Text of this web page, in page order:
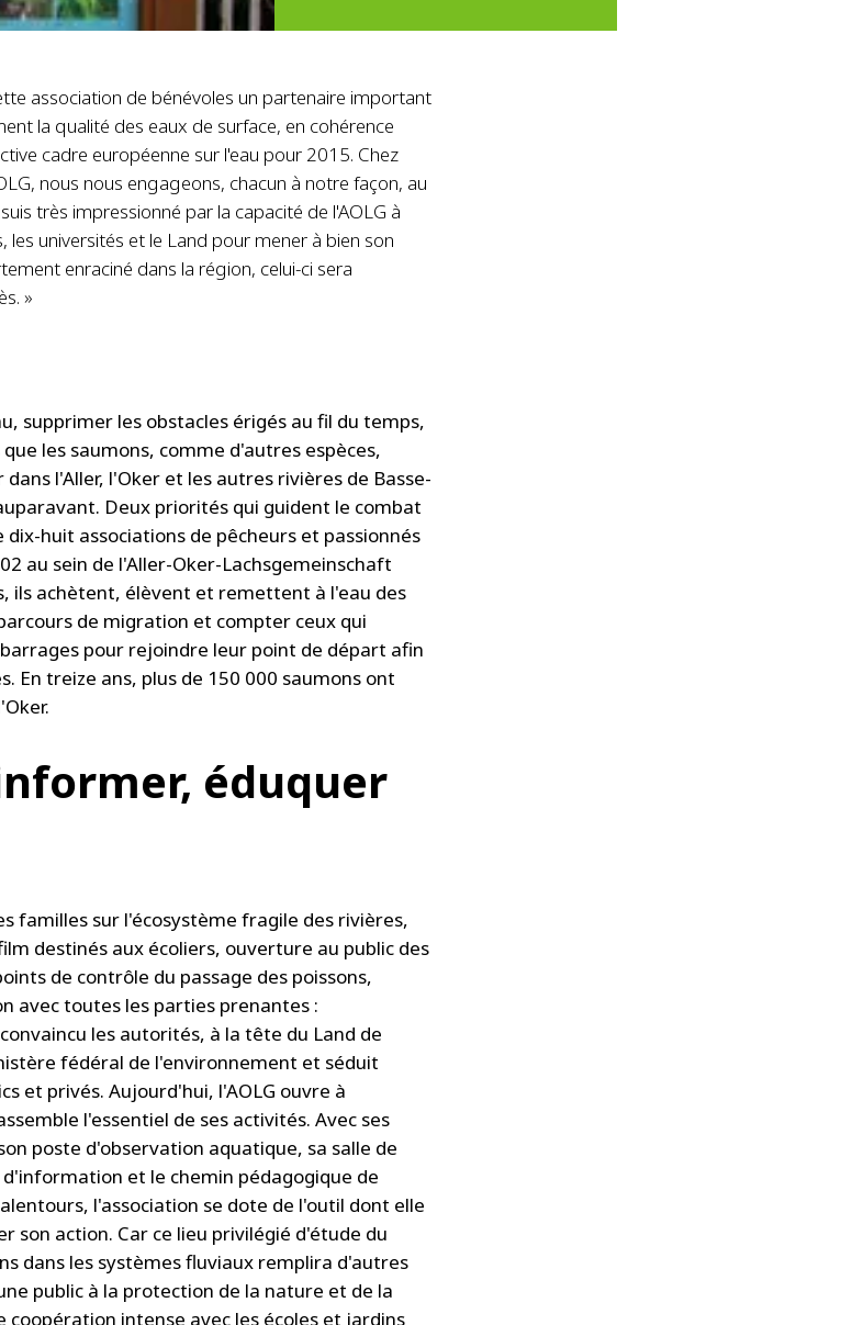
association de bénévoles un partenaire important
la qualité des eaux de surface, en cohérence
cadre européenne sur l'eau pour 2015. Chez
nous nous engageons, chacun à notre façon, au
très impressionné par la capacité de l'AOLG à
les universités et le Land pour mener à bien son
enraciné dans la région, celui-ci sera
»
supprimer les obstacles érigés au fil du temps,
les saumons, comme d'autres espèces,
l'Aller, l'Oker et les autres rivières de Basse-
Deux priorités qui guident le combat
dix-huit associations de pêcheurs et passionnés
au sein de l'Aller-Oker-Lachsgemeinschaft
ils achètent, élèvent et remettent à l'eau des
de migration et compter ceux qui
pour rejoindre leur point de départ afin
En treize ans, plus de 150 000 saumons ont
éduquer
familles sur l'écosystème fragile des rivières,
destinés aux écoliers, ouverture au public des
de contrôle du passage des poissons,
avec toutes les parties prenantes :
les autorités, à la tête du Land de
fédéral de l'environnement et séduit
et privés. Aujourd'hui, l'AOLG ouvre à
l'essentiel de ses activités. Avec ses
poste d'observation aquatique, sa salle de
et le chemin pédagogique de
l'association se dote de l'outil dont elle
son action. Car ce lieu privilégié d'étude du
dans les systèmes fluviaux remplira d'autres
public à la protection de la nature et de la
coopération intense avec les écoles et jardins